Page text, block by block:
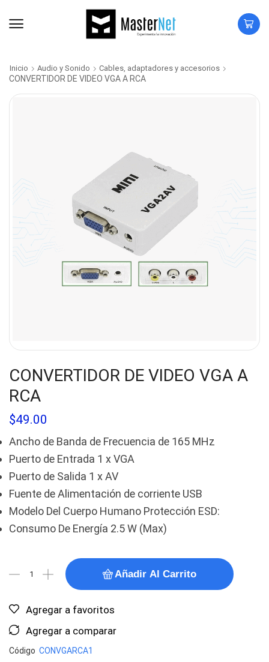
Inicio Audio y Sonido Cables, adaptadores y accesorios
CONVERTIDOR DE VIDEO VGA A RCA
CONVERTIDOR DE VIDEO VGA A
RCA
$49.00
Ancho de Banda de Frecuencia de 165 MHz
Puerto de Entrada 1 x VGA
Puerto de Salida 1 x AV
Fuente de Alimentación de corriente USB
Modelo Del Cuerpo Humano Protección ESD:
Consumo De Energía 2.5 W (Max)
Añadir Al Carrito
Agregar a favoritos
Agregar a comparar
Código CONVGARCA1